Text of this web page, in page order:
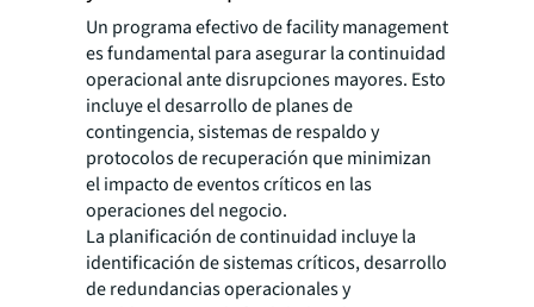
Un programa efectivo de facility management
es fundamental para asegurar la continuidad
operacional ante disrupciones mayores. Esto
incluye el desarrollo de planes de
contingencia, sistemas de respaldo y
protocolos de recuperación que minimizan
el impacto de eventos críticos en las
operaciones del negocio.
La planificación de continuidad incluye la
identificación de sistemas críticos, desarrollo
de redundancias operacionales y